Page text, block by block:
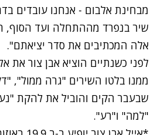
מבחינת אלבום - אנחנו עובדים
שיר בנפרד מההתחלה ועד הסוף,
אלה המכתיבים את סדר יציאתם".
ממנו בלטו השירים "גרה ממול",
שבעבר הקים והוביל את להקת
"למה" ו"רע".